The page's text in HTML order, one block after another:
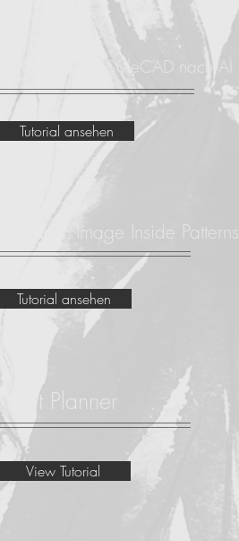
Tutorial ansehen
Mustern von StyleCAD nach AI
Fabric Image Inside Patterns
Tutorial ansehen
Cut Planner
View Tutorial